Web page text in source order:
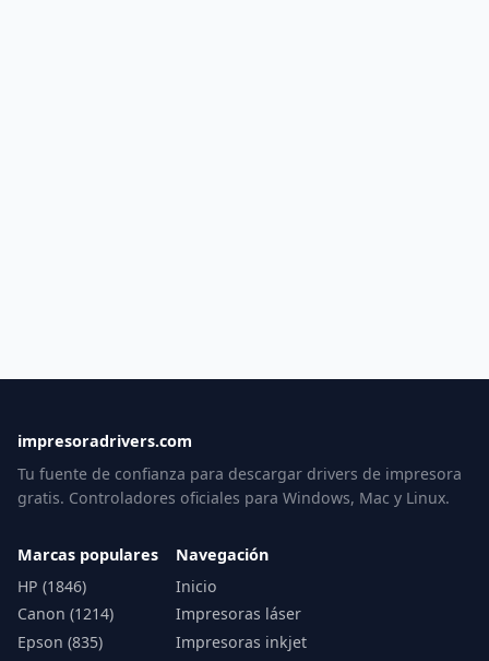
impresoradrivers.com
Tu fuente de confianza para descargar drivers de impresora
gratis. Controladores oficiales para Windows, Mac y Linux.
Marcas populares
HP (1846)
Canon (1214)
Epson (835)
Navegación
Inicio
Impresoras láser
Impresoras inkjet